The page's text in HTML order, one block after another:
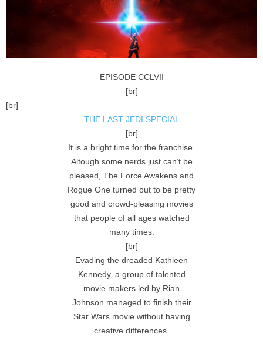
EPISODE CCLVII
[br]
[br]
THE LAST JEDI SPECIAL
[br]
It is a bright time for the franchise.
Altough some nerds just can’t be
pleased, The Force Awakens and
Rogue One turned out to be pretty
good and crowd-pleasing movies
that people of all ages watched
many times.
[br]
Evading the dreaded Kathleen
Kennedy, a group of talented
movie makers led by Rian
Johnson managed to finish their
Star Wars movie without having
creative differences.